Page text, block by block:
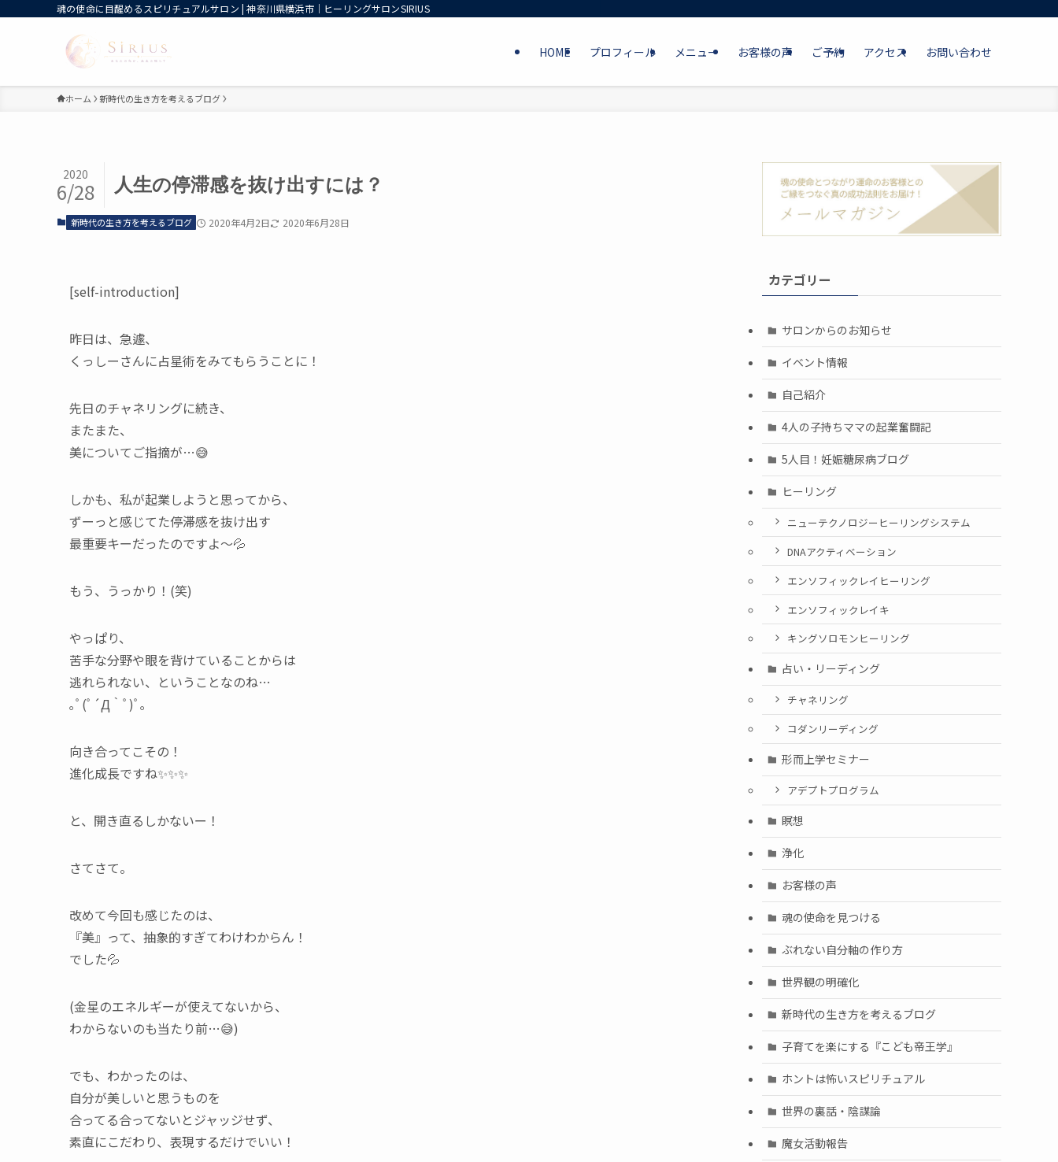
魂の使命に目醒めるスピリチュアルサロン | 神奈川県横浜市｜ヒーリングサロンSIRIUS
HOME プロフィール メニュー お客様の声 ご予約 アクセス お問い合わせ
ホーム 新時代の生き方を考えるブログ
人生の停滞感を抜け出すには？
2020
6/28
新時代の生き方を考えるブログ 2020年4月2日 2020年6月28日
[self-introduction]
昨日は、急遽、
くっしーさんに占星術をみてもらうことに！
先日のチャネリングに続き、
またまた、
美についてご指摘が…😅
しかも、私が起業しようと思ってから、
ずーっと感じてた停滞感を抜け出す
最重要キーだったのですよ～💦
もう、うっかり！(笑)
やっぱり、
苦手な分野や眼を背けていることからは
逃れられない、ということなのね…
｡ﾟ(ﾟ´Д｀ﾟ)ﾟ｡
向き合ってこその！
進化成長ですね✨✨✨
と、開き直るしかないー！
さてさて。
改めて今回も感じたのは、
『美』って、抽象的すぎてわけわからん！
でした💦
(金星のエネルギーが使えてないから、
わからないのも当たり前…😅)
でも、わかったのは、
自分が美しいと思うものを
合ってる合ってないとジャッジせず、
素直にこだわり、表現するだけでいい！
カテゴリー
サロンからのお知らせ
イベント情報
自己紹介
4人の子持ちママの起業奮闘記
5人目！妊娠糖尿病ブログ
ヒーリング
ニューテクノロジーヒーリングシステム
DNAアクティベーション
エンソフィックレイヒーリング
エンソフィックレイキ
キングソロモンヒーリング
占い・リーディング
チャネリング
コダンリーディング
形而上学セミナー
アデプトプログラム
瞑想
浄化
お客様の声
魂の使命を見つける
ぶれない自分軸の作り方
世界観の明確化
新時代の生き方を考えるブログ
子育てを楽にする『こども帝王学』
ホントは怖いスピリチュアル
世界の裏話・陰謀論
魔女活動報告